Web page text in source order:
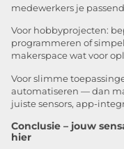
medewerkers je
Voor hobbyprojecten:
programmeren of
makerspace wat voor
Voor slimme
automatiseren — dan
juiste sensors, app-
Conclusie – jouw
hier